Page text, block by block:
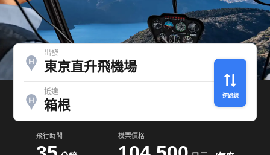
出發
東京直升飛機場
逆路線
抵達
箱根
飛行時間 機票價格